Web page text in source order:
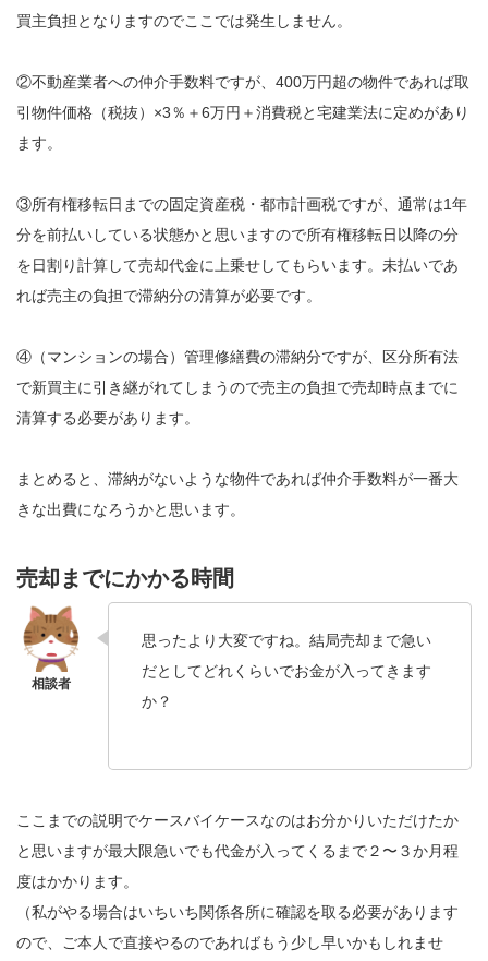
買主負担となりますのでここでは発生しません。
②不動産業者への仲介手数料ですが、400万円超の物件であれば取
引物件価格（税抜）×3％＋6万円＋消費税と宅建業法に定めがあり
ます。
③所有権移転日までの固定資産税・都市計画税ですが、通常は1年
分を前払いしている状態かと思いますので所有権移転日以降の分
を日割り計算して売却代金に上乗せしてもらいます。未払いであ
れば売主の負担で滞納分の清算が必要です。
④（マンションの場合）管理修繕費の滞納分ですが、区分所有法
で新買主に引き継がれてしまうので売主の負担で売却時点までに
清算する必要があります。
まとめると、滞納がないような物件であれば仲介手数料が一番大
きな出費になろうかと思います。
売却までにかかる時間
思ったより大変ですね。結局売却まで急い
だとしてどれくらいでお金が入ってきます
か？
ここまでの説明でケースバイケースなのはお分かりいただけたか
と思いますが最大限急いでも代金が入ってくるまで２〜３か月程
度はかかります。
（私がやる場合はいちいち関係各所に確認を取る必要があります
ので、ご本人で直接やるのであればもう少し早いかもしれませ